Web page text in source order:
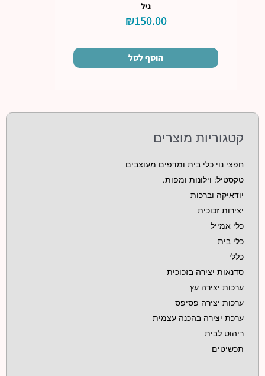
גיל
₪150.00
הוסף לסל
קטגוריות מוצרים
חפצי נוי כלי בית ומדפים מעוצבים
טקסטיל: וילונות ומפות.
יודאיקה וברכות
יצירות זכוכית
כלי אמייל
כלי בית
כללי
סדנאות יצירה בזכוכית
ערכות יצירה עץ
ערכות יצירה פסיפס
ערכת יצירה בהכנה עצמית
ריהוט לבית
תכשיטים